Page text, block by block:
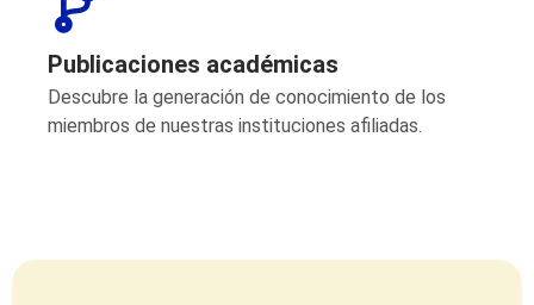
Publicaciones académicas
Descubre la generación de conocimiento de los
miembros de nuestras instituciones afiliadas.